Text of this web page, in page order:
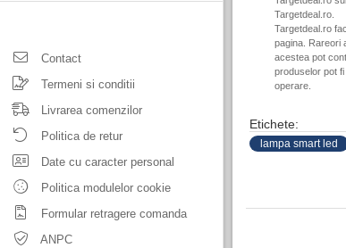
Contact
Termeni si conditii
Livrarea comenzilor
Politica de retur
Date cu caracter personal
Politica modulelor cookie
Formular retragere comanda
ANPC
Targetdeal.ro.
Targetdeal.ro
pagina. Rareori
acestea pot
produselor pot
operare.
Etichete:
lampa smart led